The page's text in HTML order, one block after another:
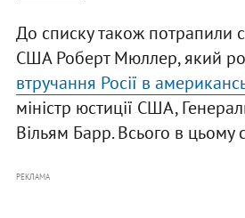
До списку також потрапили
США Роберт Мюллер, який
втручання Росії в
міністр юстиції США,
Вільям Барр. Всього в цьому
РЕКЛАМА